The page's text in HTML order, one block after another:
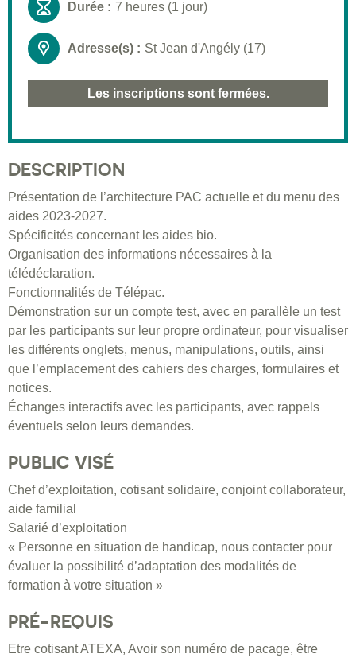
Durée : 7 heures (1 jour)
Adresse(s) : St Jean d'Angély (17)
Les inscriptions sont fermées.
DESCRIPTION
Présentation de l’architecture PAC actuelle et du menu des
aides 2023-2027.
Spécificités concernant les aides bio.
Organisation des informations nécessaires à la
télédéclaration.
Fonctionnalités de Télépac.
Démonstration sur un compte test, avec en parallèle un test
par les participants sur leur propre ordinateur, pour visualiser
les différents onglets, menus, manipulations, outils, ainsi
que l’emplacement des cahiers des charges, formulaires et
notices.
Échanges interactifs avec les participants, avec rappels
éventuels selon leurs demandes.
PUBLIC VISÉ
Chef d’exploitation, cotisant solidaire, conjoint collaborateur,
aide familial
Salarié d’exploitation
« Personne en situation de handicap, nous contacter pour
évaluer la possibilité d’adaptation des modalités de
formation à votre situation »
PRÉ-REQUIS
Etre cotisant ATEXA, Avoir son numéro de pacage, être